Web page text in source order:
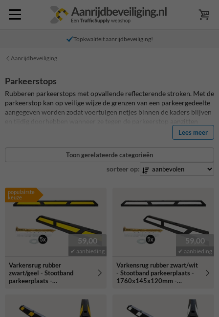
Topkwaliteit aanrijdbeveiliging!
Aanrijdbeveiliging
Parkeerstops
Rubberen parkeerstops met opvallende reflecterende stroken. Met de
parkeerstop kan op veilige wijze de grenzen van een parkeergedeelte
aangegeven worden zodat voertuigen netjes binnen de kaders blijven
en tijdig doorhebben wanneer ze tegen de parkeerstop aanzitten
Lees meer
Toon gerelateerde categorieën
sorteer op:
populairste
keuze
59,00
✔ aanbieding
Varkensrug rubber
zwart/geel - Stootband
parkeerplaats -
59,00
✔ aanbieding
Varkensrug rubber zwart/wit
- Stootband parkeerplaats -
1760x145x120mm -